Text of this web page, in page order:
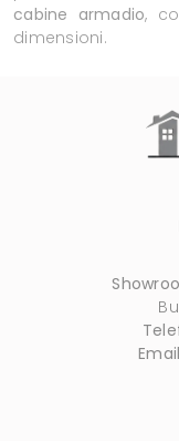
cabine armadio,
dimensioni.